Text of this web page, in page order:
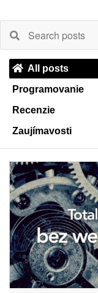
All posts
Programovanie
Recenzie
Zaujímavosti